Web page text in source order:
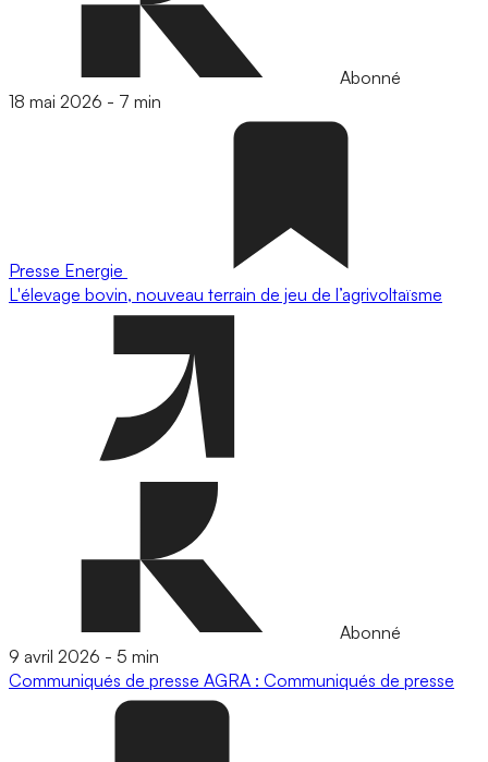
Abonné
18 mai 2026 - 7 min
Presse Energie
L'élevage bovin, nouveau terrain de jeu de l’agrivoltaïsme
Abonné
9 avril 2026 - 5 min
Communiqués de presse AGRA : Communiqués de presse